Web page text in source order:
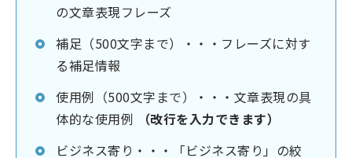
の文章表現フレーズ
補足（500文字まで）・・・フレーズに対す
る補足情報
使用例（500文字まで）・・・文章表現の具
体的な使用例 （改行を入力できます）
ビジネス寄り・・・「ビジネス寄り」の絞